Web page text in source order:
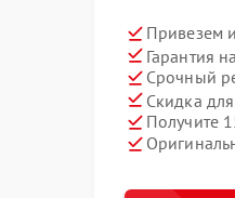
Привезем
Гарантия
Срочный
Скидка
Получите